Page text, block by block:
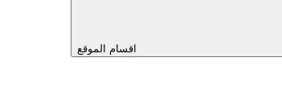
اقسام الموقع